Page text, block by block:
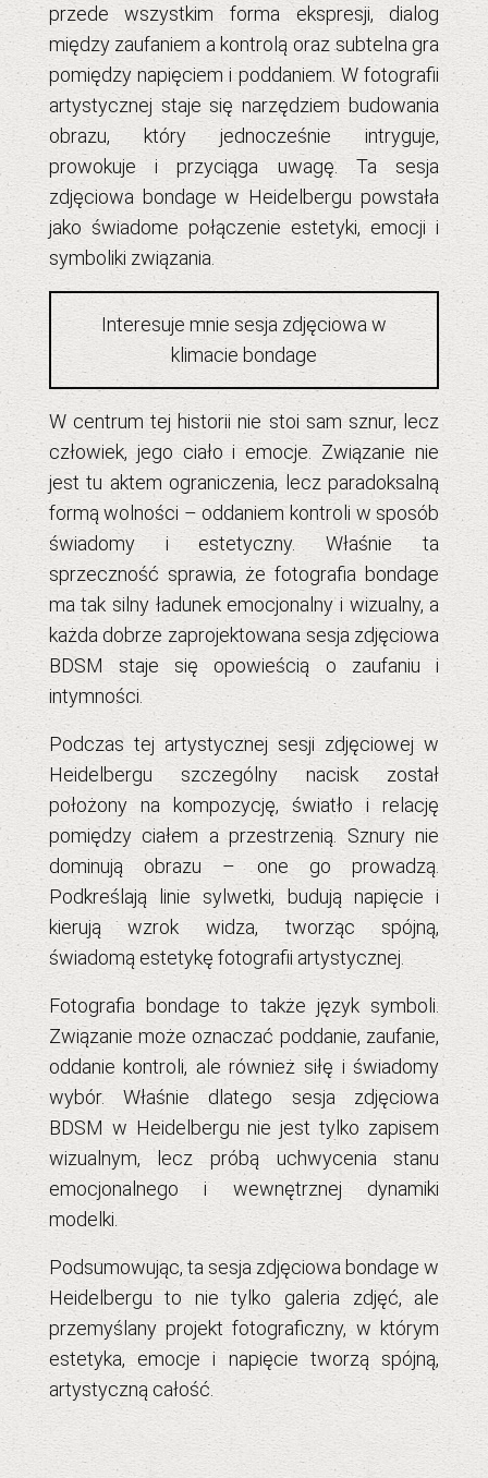
przede wszystkim forma ekspresji, dialog
między zaufaniem a kontrolą oraz subtelna gra
pomiędzy napięciem i poddaniem. W fotografii
artystycznej staje się narzędziem budowania
obrazu, który jednocześnie intryguje,
prowokuje i przyciąga uwagę. Ta sesja
zdjęciowa bondage w Heidelbergu powstała
jako świadome połączenie estetyki, emocji i
symboliki związania.
Interesuje mnie sesja zdjęciowa w
klimacie bondage
W centrum tej historii nie stoi sam sznur, lecz
człowiek, jego ciało i emocje. Związanie nie
jest tu aktem ograniczenia, lecz paradoksalną
formą wolności – oddaniem kontroli w sposób
świadomy i estetyczny. Właśnie ta
sprzeczność sprawia, że fotografia bondage
ma tak silny ładunek emocjonalny i wizualny, a
każda dobrze zaprojektowana sesja zdjęciowa
BDSM staje się opowieścią o zaufaniu i
intymności.
Podczas tej artystycznej sesji zdjęciowej w
Heidelbergu szczególny nacisk został
położony na kompozycję, światło i relację
pomiędzy ciałem a przestrzenią. Sznury nie
dominują obrazu – one go prowadzą.
Podkreślają linie sylwetki, budują napięcie i
kierują wzrok widza, tworząc spójną,
świadomą estetykę fotografii artystycznej.
Fotografia bondage to także język symboli.
Związanie może oznaczać poddanie, zaufanie,
oddanie kontroli, ale również siłę i świadomy
wybór. Właśnie dlatego sesja zdjęciowa
BDSM w Heidelbergu nie jest tylko zapisem
wizualnym, lecz próbą uchwycenia stanu
emocjonalnego i wewnętrznej dynamiki
modelki.
Podsumowując, ta sesja zdjęciowa bondage w
Heidelbergu to nie tylko galeria zdjęć, ale
przemyślany projekt fotograficzny, w którym
estetyka, emocje i napięcie tworzą spójną,
artystyczną całość.